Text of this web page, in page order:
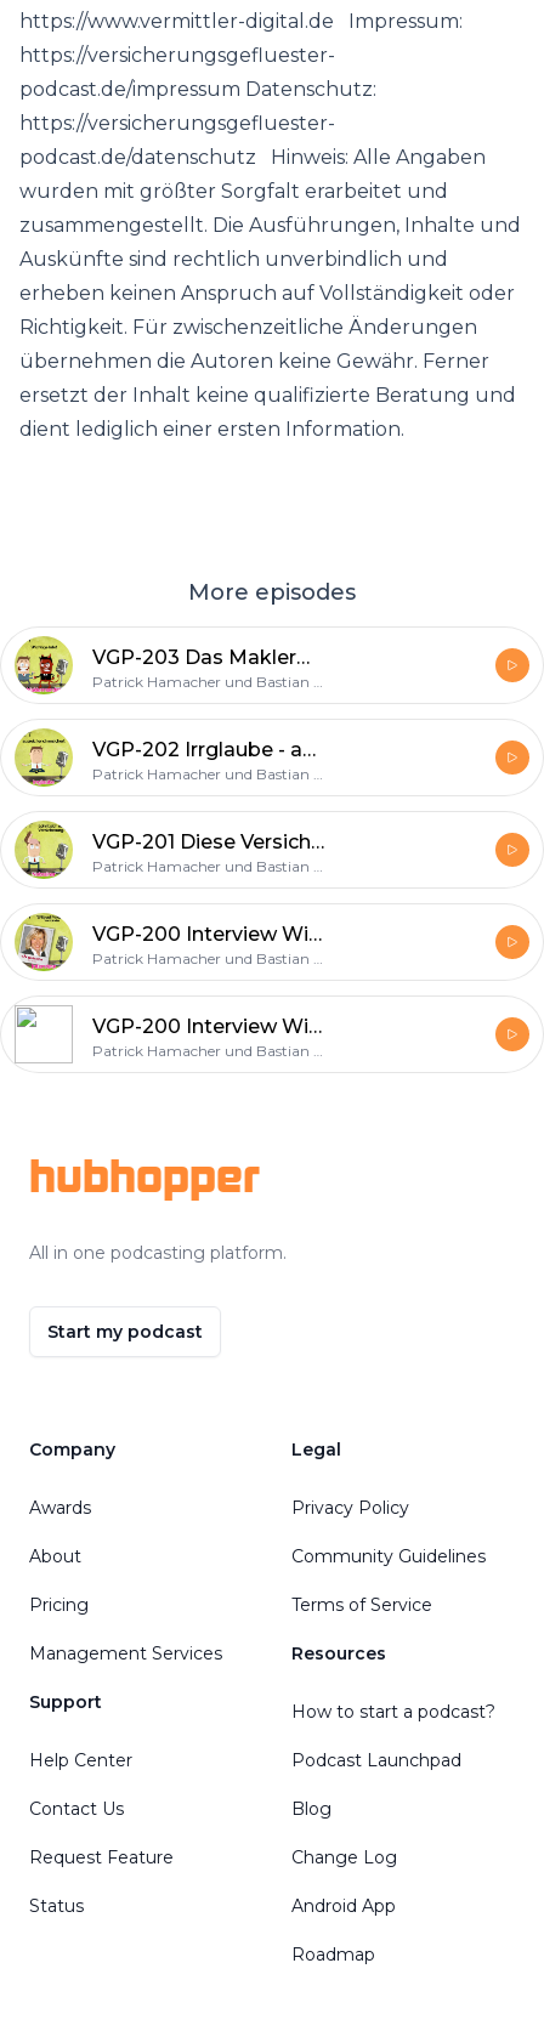
https://www.vermittler-digital.de Impressum:
https://versicherungsgefluester-
podcast.de/impressum Datenschutz:
https://versicherungsgefluester-
podcast.de/datenschutz Hinweis: Alle Angaben
wurden mit größter Sorgfalt erarbeitet und
zusammengestellt. Die Ausführungen, Inhalte und
Auskünfte sind rechtlich unverbindlich und
erheben keinen Anspruch auf Vollständigkeit oder
Richtigkeit. Für zwischenzeitliche Änderungen
übernehmen die Autoren keine Gewähr. Ferner
ersetzt der Inhalt keine qualifizierte Beratung und
dient lediglich einer ersten Information.
More episodes
VGP-203 Das Maklermandat
Patrick Hamacher und Bastian Kunkel
VGP-202 Irrglaube - ausreichend und gut versichert
Patrick Hamacher und Bastian Kunkel
VGP-201 Diese Versicherungen sind Nobrainer
Patrick Hamacher und Bastian Kunkel
VGP-200 Interview Wiltrud Pekarek - Vorständin Hallesche - ALH Gruppe
Patrick Hamacher und Bastian Kunkel
VGP-200 Interview Wiltrud Pekarek - Vorständin Hallesche - ALH Gruppe
Patrick Hamacher und Bastian Kunkel
hubhopper
All in one podcasting platform.
Start my podcast
Company
Awards
About
Pricing
Management Services
Support
Help Center
Contact Us
Request Feature
Status
Legal
Privacy Policy
Community Guidelines
Terms of Service
Resources
How to start a podcast?
Podcast Launchpad
Blog
Change Log
Android App
Roadmap